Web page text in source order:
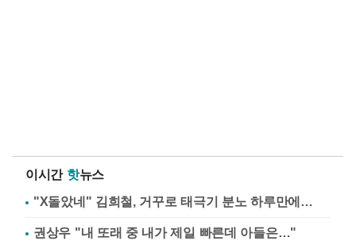
이시간 핫뉴스
"X돌았네" 김희철, 거꾸로 태극기 분노 하루만에…
권상우 "내 또래 중 내가 제일 빠른데 아들은…"